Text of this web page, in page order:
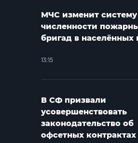
МЧС изменит систему
численности
бригад в населённых
13:15
В СФ призвали
усовершенствовать
законодательство об
офсетных контрактах